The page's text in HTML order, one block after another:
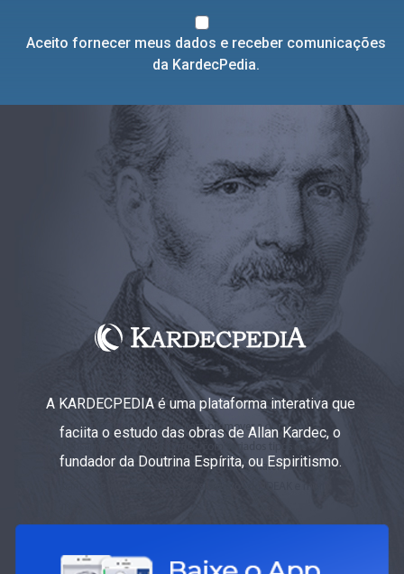
Aceito fornecer meus dados e receber comunicações
da KardecPedia.
A KARDECPEDIA é uma plataforma interativa que
faciita o estudo das obras de Allan Kardec, o
fundador da Doutrina Espírita, ou Espiritismo.